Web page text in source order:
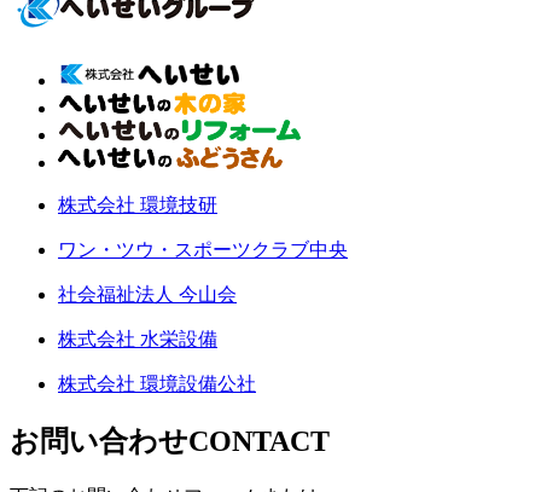
株式会社 環境技研
ワン・ツウ・スポーツクラブ中央
社会福祉法人 今山会
株式会社 水栄設備
株式会社 環境設備公社
お問い合わせCONTACT